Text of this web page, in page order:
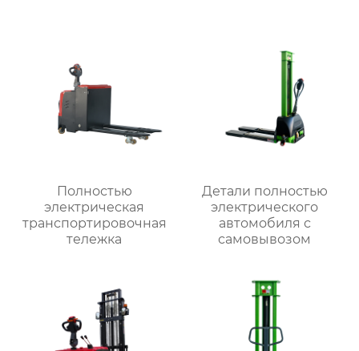
Полностью
электрическая
транспортировочная
тележка
Детали полностью
электрического
автомобиля с
самовывозом